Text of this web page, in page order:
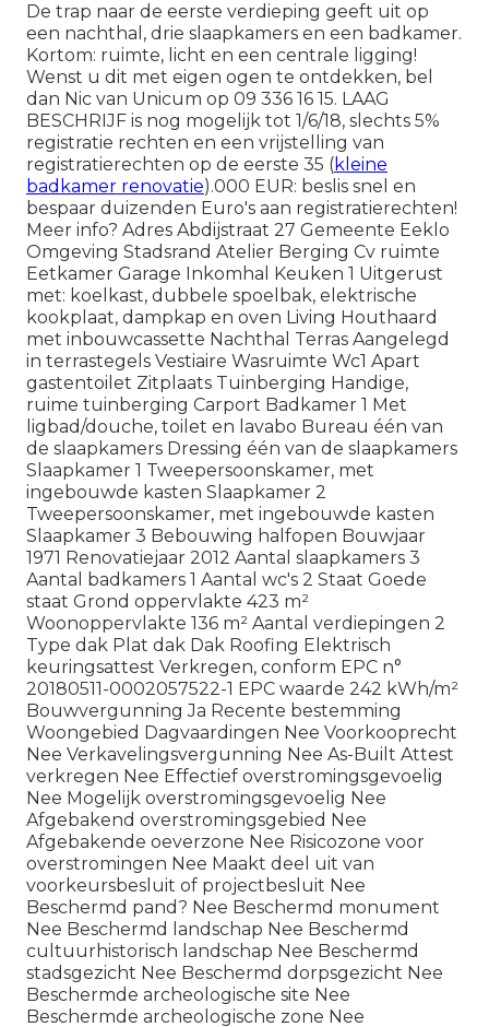
De trap naar de eerste verdieping geeft uit op
een nachthal, drie slaapkamers en een badkamer.
Kortom: ruimte, licht en een centrale ligging!
Wenst u dit met eigen ogen te ontdekken, bel
dan Nic van Unicum op 09 336 16 15. LAAG
BESCHRIJF is nog mogelijk tot 1/6/18, slechts 5%
registratie rechten en een vrijstelling van
registratierechten op de eerste 35 (kleine
badkamer renovatie).000 EUR: beslis snel en
bespaar duizenden Euro's aan registratierechten!
Meer info? Adres Abdijstraat 27 Gemeente Eeklo
Omgeving Stadsrand Atelier Berging Cv ruimte
Eetkamer Garage Inkomhal Keuken 1 Uitgerust
met: koelkast, dubbele spoelbak, elektrische
kookplaat, dampkap en oven Living Houthaard
met inbouwcassette Nachthal Terras Aangelegd
in terrastegels Vestiaire Wasruimte Wc1 Apart
gastentoilet Zitplaats Tuinberging Handige,
ruime tuinberging Carport Badkamer 1 Met
ligbad/douche, toilet en lavabo Bureau één van
de slaapkamers Dressing één van de slaapkamers
Slaapkamer 1 Tweepersoonskamer, met
ingebouwde kasten Slaapkamer 2
Tweepersoonskamer, met ingebouwde kasten
Slaapkamer 3 Bebouwing halfopen Bouwjaar
1971 Renovatiejaar 2012 Aantal slaapkamers 3
Aantal badkamers 1 Aantal wc's 2 Staat Goede
staat Grond oppervlakte 423 m²
Woonoppervlakte 136 m² Aantal verdiepingen 2
Type dak Plat dak Dak Roofing Elektrisch
keuringsattest Verkregen, conform EPC n°
20180511-0002057522-1 EPC waarde 242 kWh/m²
Bouwvergunning Ja Recente bestemming
Woongebied Dagvaardingen Nee Voorkooprecht
Nee Verkavelingsvergunning Nee As-Built Attest
verkregen Nee Effectief overstromingsgevoelig
Nee Mogelijk overstromingsgevoelig Nee
Afgebakend overstromingsgebied Nee
Afgebakende oeverzone Nee Risicozone voor
overstromingen Nee Maakt deel uit van
voorkeursbesluit of projectbesluit Nee
Beschermd pand? Nee Beschermd monument
Nee Beschermd landschap Nee Beschermd
cultuurhistorisch landschap Nee Beschermd
stadsgezicht Nee Beschermd dorpsgezicht Nee
Beschermde archeologische site Nee
Beschermde archeologische zone Nee